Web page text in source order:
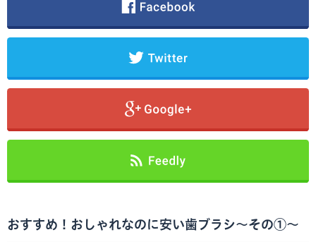
おすすめ！おしゃれなのに安い歯ブラシ～その①～